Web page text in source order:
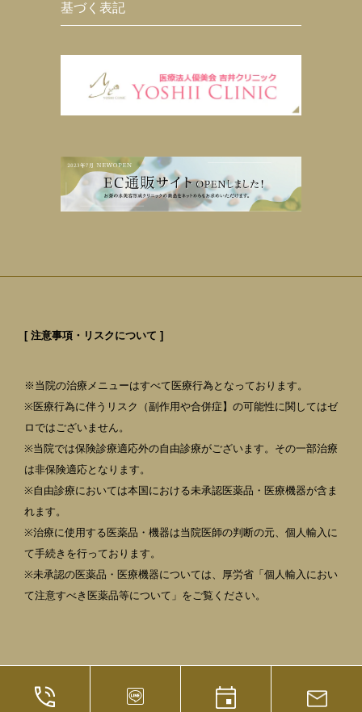
基づく表記
[ 注意事項・リスクについて ]
※当院の治療メニューはすべて医療行為となっております。
※医療行為に伴うリスク（副作用や合併症】の可能性に関してはゼ
ロではございません。
※当院では保険診療適応外の自由診療がございます。その一部治療
は非保険適応となります。
※自由診療においては本国における未承認医薬品・医療機器が含ま
れます。
※治療に使用する医薬品・機器は当院医師の判断の元、個人輸入に
て手続きを行っております。
※未承認の医薬品・医療機器については、厚労省「個人輸入におい
て注意すべき医薬品等について」をご覧ください。